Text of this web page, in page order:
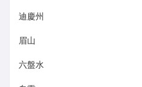
迪慶州
眉山
六盤水